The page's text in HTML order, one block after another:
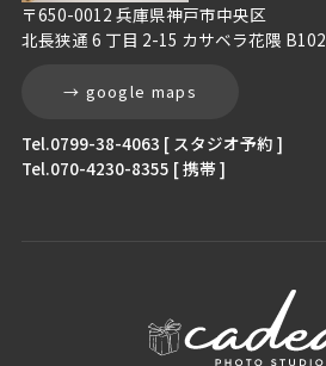
〒650-0012 兵庫県神戸市中央区
北長狭通 6 丁目 2-15 カサベラ花隈 B102
→ google maps
Tel.0799-38-4063 [ スタジオ予約 ]
Tel.070-4230-8355 [ 携帯 ]